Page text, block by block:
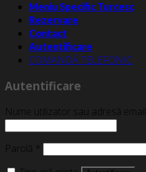
Meniu Specific Turcesc
Rezervare
Contact
Autentificare
COMANDĂ TELEFONIC
Autentificare
Nume utilizator sau adresă email
Parolă *